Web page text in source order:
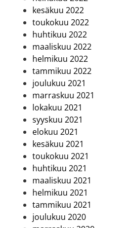
kesäkuu 2022
toukokuu 2022
huhtikuu 2022
maaliskuu 2022
helmikuu 2022
tammikuu 2022
joulukuu 2021
marraskuu 2021
lokakuu 2021
syyskuu 2021
elokuu 2021
kesäkuu 2021
toukokuu 2021
huhtikuu 2021
maaliskuu 2021
helmikuu 2021
tammikuu 2021
joulukuu 2020